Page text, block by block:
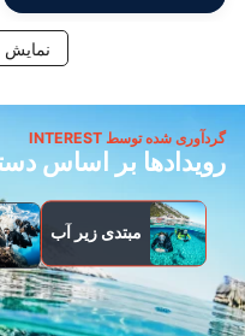
نمایش
گردآوری شده توسط INTEREST
رویدادها بر اساس
مبتدی زیر آب